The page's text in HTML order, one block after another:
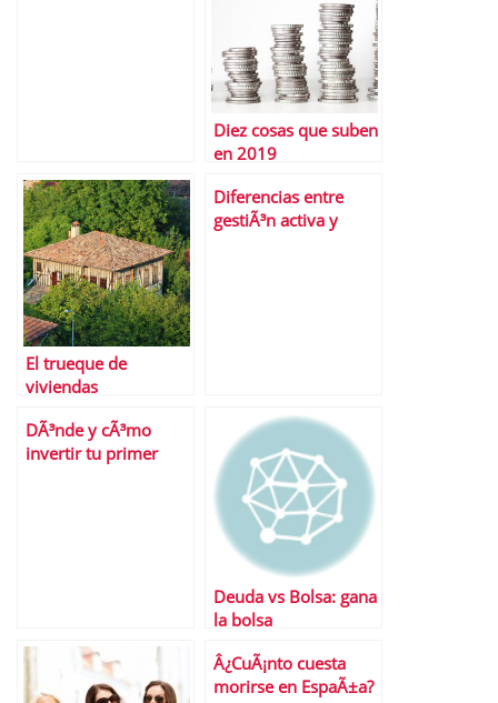
Diez cosas que suben
en 2019
El trueque de
viviendas
Diferencias entre
gestiÃ³n activa y
DÃ³nde y cÃ³mo
invertir tu primer
Deuda vs Bolsa: gana
la bolsa
Â¿CuÃ¡nto cuesta
morirse en EspaÃ±a?